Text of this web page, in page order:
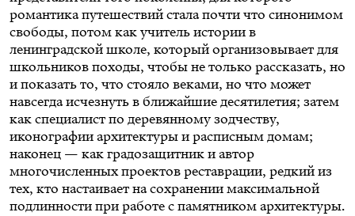
романтика путешествий стала почти что синонимом
свободы, потом как учитель истории в
ленинградской школе, который организовывает для
школьников походы, чтобы не только рассказать, но
и показать то, что стояло веками, но что может
навсегда исчезнуть в ближайшие десятилетия; затем
как специалист по деревянному зодчеству,
иконографии архитектуры и расписным домам;
наконец — как градозащитник и автор
многочисленных проектов реставрации, редкий из
тех, кто настаивает на сохранении максимальной
подлинности при работе с памятником архитектуры.